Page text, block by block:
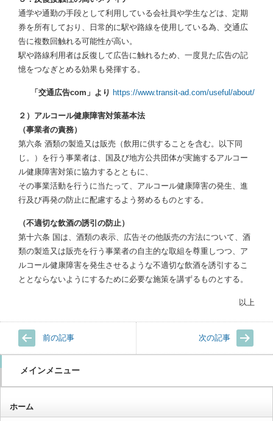
通学や通勤の手段として利用している会社員や学生などは、定期
券を所有しており、日常的に駅や路線を使用している為、交通広
告に複数回触れる可能性が高い。
駅や路線利用者は反復して広告に触れるため、一度見た広告の記
憶をつなぎとめる効果も発揮する。
「交通広告com」より https://www.transit-ad.com/useful/about/
２）アルコール健康障害対策基本法
（事業者の責務）
第六条 酒類の製造又は販売（飲用に供することを含む。以下同
じ。）を行う事業者は、国及び地方公共団体が実施するアルコー
ル健康障害対策に協力するとともに、
その事業活動を行うに当たって、アルコール健康障害の発生、進
行及び再発の防止に配慮するよう努めるものとする。
（不適切な飲酒の誘引の防止）
第十六条 国は、酒類の表示、広告その他販売の方法について、酒
類の製造又は販売を行う事業者の自主的な取組を尊重しつつ、ア
ルコール健康障害を発生させるような不適切な飲酒を誘引するこ
ととならないようにするために必要な施策を講ずるものとする。
以上
前の記事 次の記事
メインメニュー
ホーム